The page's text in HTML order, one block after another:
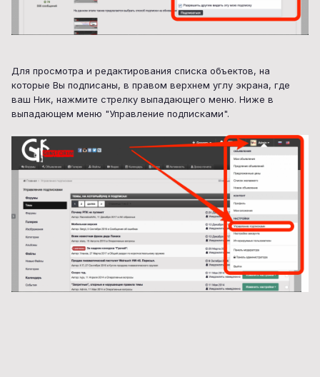
Для просмотра и редактирования списка объектов, на
которые Вы подписаны, в правом верхнем углу экрана, где
ваш Ник, нажмите стрелку выпадающего меню. Ниже в
выпадающем меню "Управление подписками".